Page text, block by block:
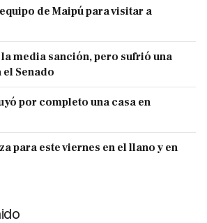
de Maipú para visitar a
media sanción, pero sufrió una
Senado
por completo una casa en
para este viernes en el llano y en